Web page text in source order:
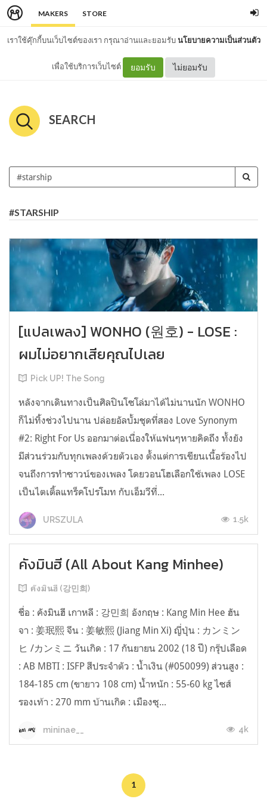
MAKERS STORE
เราใช้คุ๊กกี้บนเว็บไซต์ของเรา กรุณาอ่านและยอมรับนโยบายความเป็นส่วนตัว
เพื่อใช้บริการเว็บไซต์ ยอมรับ ไม่ยอมรับ
SEARCH
#STARSHIP
[แปลเพลง] WONHO (원호) - LOSE :
ผมไม่อยากเสียคุณไปเลย
Pick UP! The Song
หลังจากเดินทางเป็นศิลปินโซโล่มาได้ไม่นานนัก WONHO
ก็ไม่ทิ้งช่วงไปนาน ปล่อยอัลบั้มชุดที่สอง Love Synonym
#2: Right For Us ออกมาต่อเนื่องให้แฟนๆหายคิดถึง ทั้งยัง
มีส่วนร่วมกับทุกเพลงด้วยตัวเอง ตั้งแต่การเขียนเนื้อร้องไป
จนถึงการทำซาวน์ของเพลง โดยวอนโฮเลือกใช้เพลง LOSE
เป็นไตเติ้ลแทร็คโปรโมท กับเอ็มวีที่...
URSZULA 1.5k
คังมินฮี (All About Kang Minhee)
คังมินฮี (강민희)
ชื่อ : คังมินฮี เกาหลี : 강민희 อังกฤษ : Kang Min Hee ฮัน
จา : 姜珉熙 จีน : 姜敏熙 (Jiang Min Xi) ญี่ปุ่น : カンミン
ヒ /カンミニ วันเกิด : 17 กันยายน 2002 (18 ปี) กรุ๊ปเลือด
: AB MBTI : ISFP สีประจำตัว : น้ำเงิน (#050099) ส่วนสูง :
184-185 cm (ขายาว 108 cm) น้ำหนัก : 55-60 kg ไซส์
รองเท้า : 270 mm บ้านเกิด : เมืองซุ...
mininae__ 4k
1